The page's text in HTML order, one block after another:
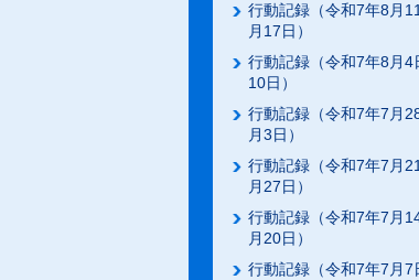
行動記録（令和7年8月
月17日）
行動記録（令和7年8月4
10日）
行動記録（令和7年7月
月3日）
行動記録（令和7年7月
月27日）
行動記録（令和7年7月
月20日）
行動記録（令和7年7月7